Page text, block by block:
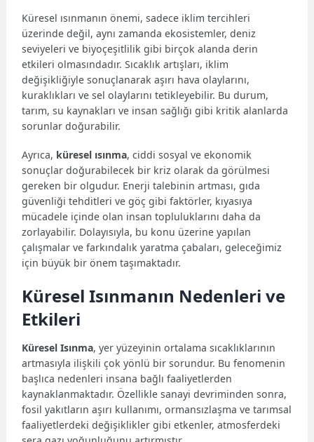
Küresel ısınmanın önemi, sadece iklim tercihleri
üzerinde değil, aynı zamanda ekosistemler, deniz
seviyeleri ve biyoçeşitlilik gibi birçok alanda derin
etkileri olmasındadır. Sıcaklık artışları, iklim
değişikliğiyle sonuçlanarak aşırı hava olaylarını,
kuraklıkları ve sel olaylarını tetikleyebilir. Bu durum,
tarım, su kaynakları ve insan sağlığı gibi kritik alanlarda
sorunlar doğurabilir.
Ayrıca, küresel ısınma, ciddi sosyal ve ekonomik
sonuçlar doğurabilecek bir kriz olarak da görülmesi
gereken bir olgudur. Enerji talebinin artması, gıda
güvenliği tehditleri ve göç gibi faktörler, kıyasıya
mücadele içinde olan insan topluluklarını daha da
zorlayabilir. Dolayısıyla, bu konu üzerine yapılan
çalışmalar ve farkındalık yaratma çabaları, geleceğimiz
için büyük bir önem taşımaktadır.
Küresel Isınmanın Nedenleri ve
Etkileri
Küresel Isınma, yer yüzeyinin ortalama sıcaklıklarının
artmasıyla ilişkili çok yönlü bir sorundur. Bu fenomenin
başlıca nedenleri insana bağlı faaliyetlerden
kaynaklanmaktadır. Özellikle sanayi devriminden sonra,
fosil yakıtların aşırı kullanımı, ormansızlaşma ve tarımsal
faaliyetlerdeki değişiklikler gibi etkenler, atmosferdeki